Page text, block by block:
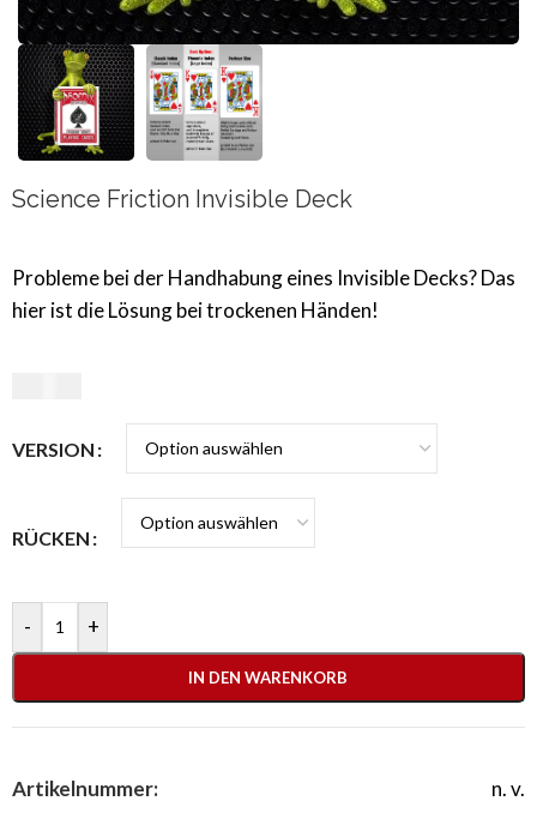
Science Friction Invisible Deck
Probleme bei der Handhabung eines Invisible Decks? Das
hier ist die Lösung bei trockenen Händen!
VERSION
RÜCKEN
- +
IN DEN WARENKORB
Artikelnummer: n. v.